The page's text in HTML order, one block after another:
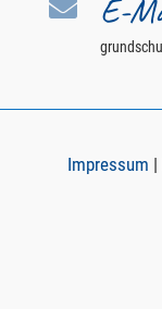
 E-
Impressum |